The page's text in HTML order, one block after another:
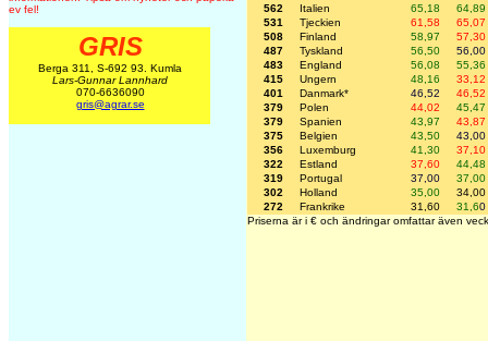
ev fel!
GRIS
Berga 311, S-692 93. Kumla
Lars-Gunnar Lannhard
070-6636090
gris@agrar.se
562
Italien 65,18
64,89
531
Tjeckien 61,58
65,07
508
Finland 58,97
57,30
487
Tyskland 56,50
56,00
483
England 56,08
55,36
415
Ungern 48,16
33,12
401
Danmark* 46,52
46,52
379
Polen 44,02
45,47
379
Spanien 43,97
43,87
375
Belgien 43,50
43,00
356
Luxemburg 41,30
37,10
322
Estland 37,60
44,48
319
Portugal 37,00
37,00
302
Holland 35,00
34,00
272
Frankrike 31,60 31,60
Priserna är i € och ändringar omfattar även